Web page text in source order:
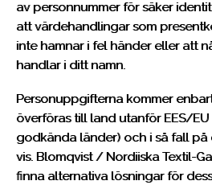
av personnummer för säker
att värdehandlingar som
inte hamnar i fel händer eller att
handlar i ditt namn.
Personuppgifterna kommer
överföras till land utanför EES/EU
godkända länder) och i så fall
vis. Blomqvist / Nordiiska Textil-
finna alternativa lösningar för